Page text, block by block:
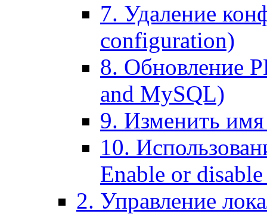
7. Удаление
configuration)
8. Обновление
and MySQL)
9. Изменить имя
10.
Enable or
2. Управление